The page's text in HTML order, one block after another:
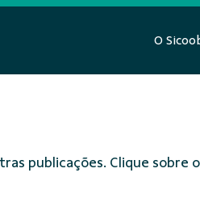
O
publicações. Clique sobre